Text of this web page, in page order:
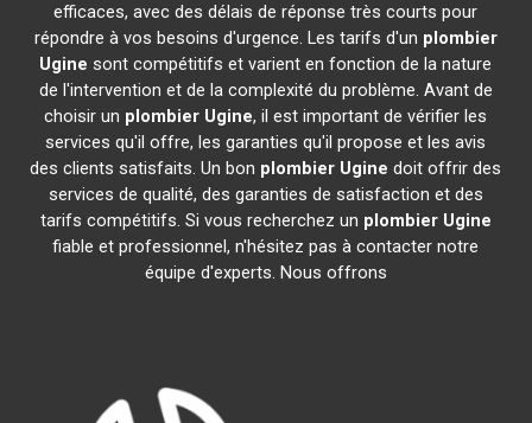
efficaces, avec des délais de réponse très courts pour
répondre à vos besoins d'urgence. Les tarifs d'un plombier
Ugine sont compétitifs et varient en fonction de la nature
de l'intervention et de la complexité du problème. Avant de
choisir un plombier Ugine, il est important de vérifier les
services qu'il offre, les garanties qu'il propose et les avis
des clients satisfaits. Un bon plombier Ugine doit offrir des
services de qualité, des garanties de satisfaction et des
tarifs compétitifs. Si vous recherchez un plombier Ugine
fiable et professionnel, n'hésitez pas à contacter notre
équipe d'experts. Nous offrons